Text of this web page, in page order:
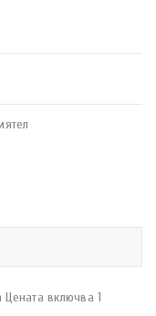
включва 1